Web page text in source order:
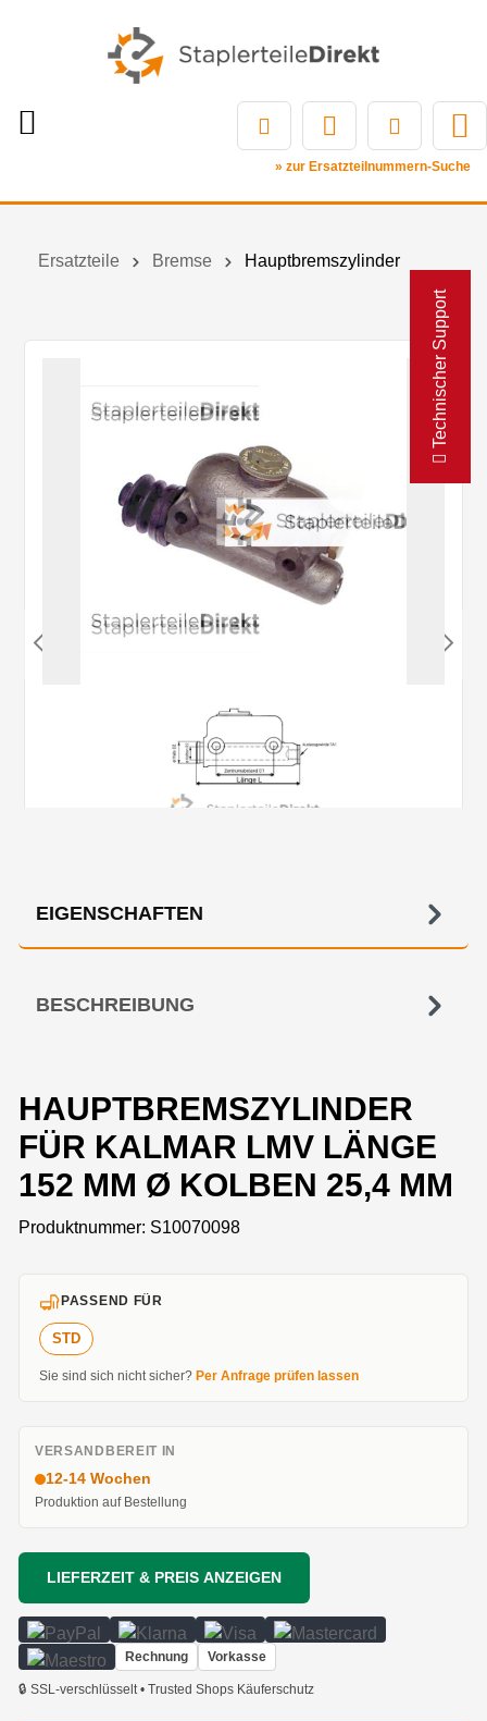
Technischer Support
» zur Ersatzteilnummern-Suche
Ersatzteile Bremse Hauptbremszylinder
EIGENSCHAFTEN
BESCHREIBUNG
HAUPTBREMSZYLINDER
FÜR KALMAR LMV LÄNGE
152 MM Ø KOLBEN 25,4 MM
Produktnummer: S10070098
PASSEND FÜR
STD
Sie sind sich nicht sicher? Per Anfrage prüfen lassen
VERSANDBEREIT IN
12-14 Wochen
Produktion auf Bestellung
LIEFERZEIT & PREIS ANZEIGEN
Rechnung Vorkasse
🔒 SSL-verschlüsselt • Trusted Shops Käuferschutz